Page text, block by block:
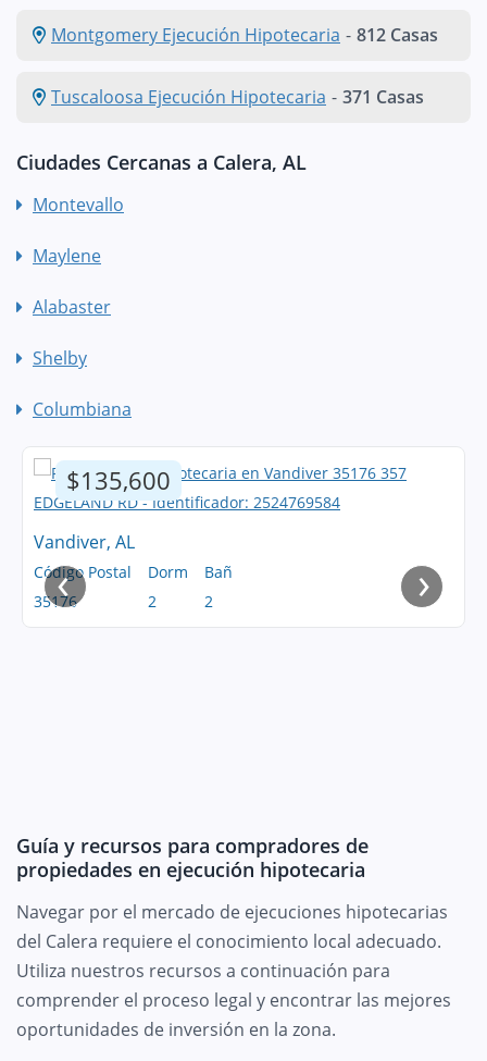
Montgomery Ejecución Hipotecaria - 812 Casas
Tuscaloosa Ejecución Hipotecaria - 371 Casas
Ciudades Cercanas a Calera, AL
Montevallo
Maylene
Alabaster
Shelby
Columbiana
$135,600
Vandiver, AL
Código Postal
35176
Dorm
2
Bañ
2
‹ ›
Guía y recursos para compradores de
propiedades en ejecución hipotecaria
Navegar por el mercado de ejecuciones hipotecarias
del Calera requiere el conocimiento local adecuado.
Utiliza nuestros recursos a continuación para
comprender el proceso legal y encontrar las mejores
oportunidades de inversión en la zona.